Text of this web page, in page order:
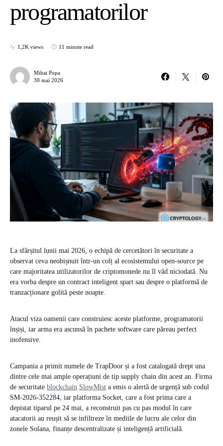
programatorilor
1,2K views 11 minute read
Mihai Popa
30 mai 2026
La sfârșitul lunii mai 2026, o echipă de cercetători în securitate a
observat ceva neobișnuit într-un colț al ecosistemului open-source pe
care majoritatea utilizatorilor de criptomonede nu îl văd niciodată. Nu
era vorba despre un contract inteligent spart sau despre o platformă de
tranzacționare golită peste noapte.
Atacul viza oamenii care construiesc aceste platforme, programatorii
înșiși, iar arma era ascunsă în pachete software care păreau perfect
inofensive.
Campania a primit numele de TrapDoor și a fost catalogată drept una
dintre cele mai ample operațiuni de tip supply chain din acest an. Firma
de securitate blockchain SlowMist a emis o alertă de urgență sub codul
SM-2026-352284, iar platforma Socket, care a fost prima care a
depistat tiparul pe 24 mai, a reconstruit pas cu pas modul în care
atacatorii au reușit să se infiltreze în mediile de lucru ale celor din
zonele Solana, finanțe descentralizate și inteligență artificială.